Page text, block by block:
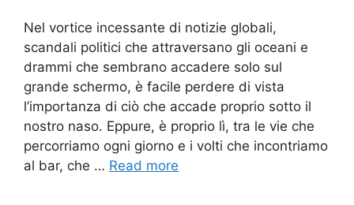
Nel vortice incessante di notizie globali,
scandali politici che attraversano gli oceani e
drammi che sembrano accadere solo sul
grande schermo, è facile perdere di vista
l’importanza di ciò che accade proprio sotto il
nostro naso. Eppure, è proprio lì, tra le vie che
percorriamo ogni giorno e i volti che incontriamo
al bar, che … Read more